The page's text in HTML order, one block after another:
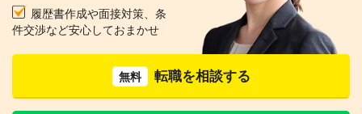
履歴書作成や面接対策、条
件交渉など安心しておまかせ
無料 転職を相談する